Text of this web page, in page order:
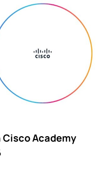
Academy